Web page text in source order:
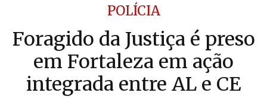
POLÍCIA
Foragido da Justiça é preso
em Fortaleza em ação
integrada entre AL e CE